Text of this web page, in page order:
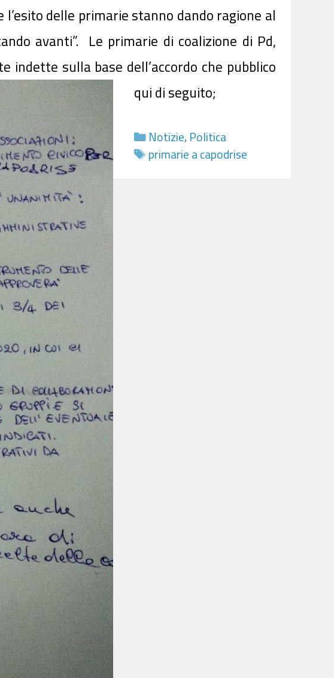
delle primarie stanno dando ragione al
avanti”. Le primarie di coalizione di Pd,
indette sulla base dell’accordo che pubblico
qui di seguito;
Categorie
Notizie,Politica
Tag
primarie a capodrise